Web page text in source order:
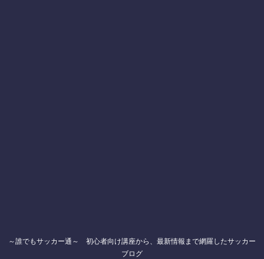
～誰でもサッカー通～ 初心者向け講座から、最新情報まで網羅したサッカー
ブログ